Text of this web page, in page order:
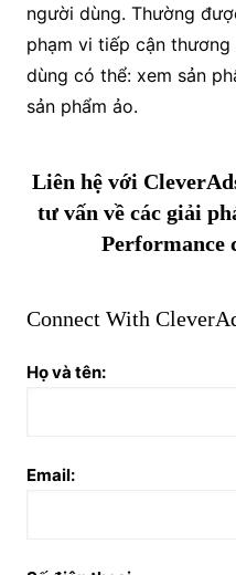
người dùng. Thường
phạm vi tiếp cận
dùng có thể: xem sản
sản phẩm ảo.
Liên hệ với
tư vấn về các giải
Performance
Connect With
Họ và tên:
Email: